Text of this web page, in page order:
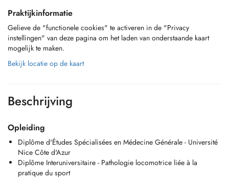
Praktijkinformatie
Gelieve de "functionele cookies" te activeren in de "Privacy
instellingen" van deze pagina om het laden van onderstaande kaart
mogelijk te maken.
Bekijk locatie op de kaart
Beschrijving
Opleiding
Diplôme d'Études Spécialisées en Médecine Générale - Université
Nice Côte d'Azur
Diplôme Interuniversitaire - Pathologie locomotrice liée à la
pratique du sport